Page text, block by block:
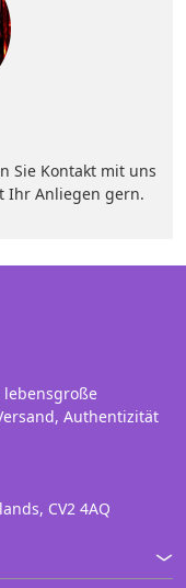
Sie Kontakt mit uns
Ihr Anliegen gern.
lebensgroße
Authentizität
CV2 4AQ